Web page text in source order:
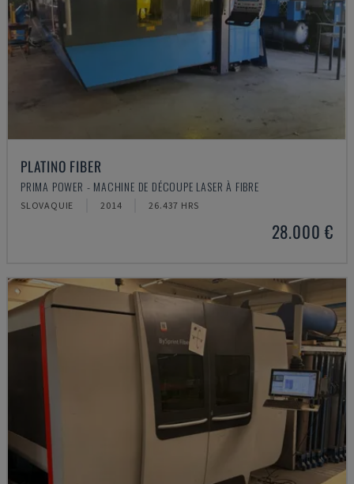
PLATINO FIBER
PRIMA POWER - MACHINE DE DÉCOUPE LASER À FIBRE
SLOVAQUIE 2014 26.437 HRS
28.000 €